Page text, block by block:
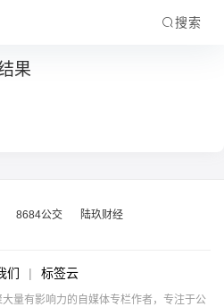
搜索
果
8684公交 陆玖财经
们 | 标签云
量有影响力的自媒体专栏作者，专注于公